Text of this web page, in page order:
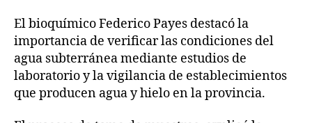
El bioquímico Federico Payes destacó la
importancia de verificar las condiciones del
agua subterránea mediante estudios de
laboratorio y la vigilancia de establecimientos
que producen agua y hielo en la provincia.